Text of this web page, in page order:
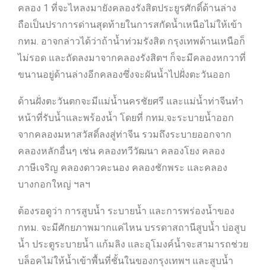
คลอง 1 ที่จะไหลงมายังคลองรังสิตประยูรศักดิ์ด้านล่าง
ถือเป็นปราการด่านสุดท้ายในการสกัดน้ำเหนือไม่ให้เข้า
กทม. อาจกล่าวได้ว่าถ้าน้ำท่วมรังสิต กรุงเทพด้านเหนือก็
ไม่รอด และถัดลงมาจากคลองรังสิตฯ ก็จะมีคลองหกวาที่
ขนานอยู่ด้านล่างอีกคลองซึ่งจะผันน้ำไปฝั่งตะวันออก
ด้านฝั่งตะวันตกจะมีแม่น้ำนครชัยศรี และแม่น้ำท่าจีนทำ
หน้าที่รับน้ำและพร้องน้ำ โดยที่ กทม.จะระบายน้ำออก
จากคลองมหาสวัสดิ์ลงสู่ท่าจีน รวมถึงระบายออกจาก
คลองหลักอื่นๆ เช่น คลองทวีวัฒนา คลองโยง คลอง
ภาษีเจริญ คลองดาวคะนอง คลองชักพระ และคลอง
บางกอกใหญ่ ฯลฯ
ต้องรอดูว่า การสูบน้ำ ระบายน้ำ และการพร่องน้ำของ
กทม. จะมีศักยภาพมากแค่ไหน บรรดาสถานีสูบน้ำ บ่อสูบ
น้ำ ประตูระบายน้ำ แก้มลิง และอุโมงค์น้ำจะสามารถช่วย
บล็อคไม่ให้น้ำเข้าพื้นที่ชั้นในของกรุงเทพฯ และสูบน้ำ